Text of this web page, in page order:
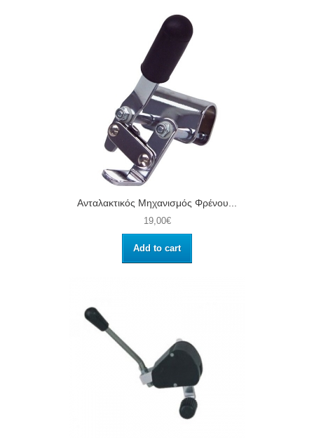
Ανταλακτικός Μηχανισμός Φρένου...
19,00€
Add to cart